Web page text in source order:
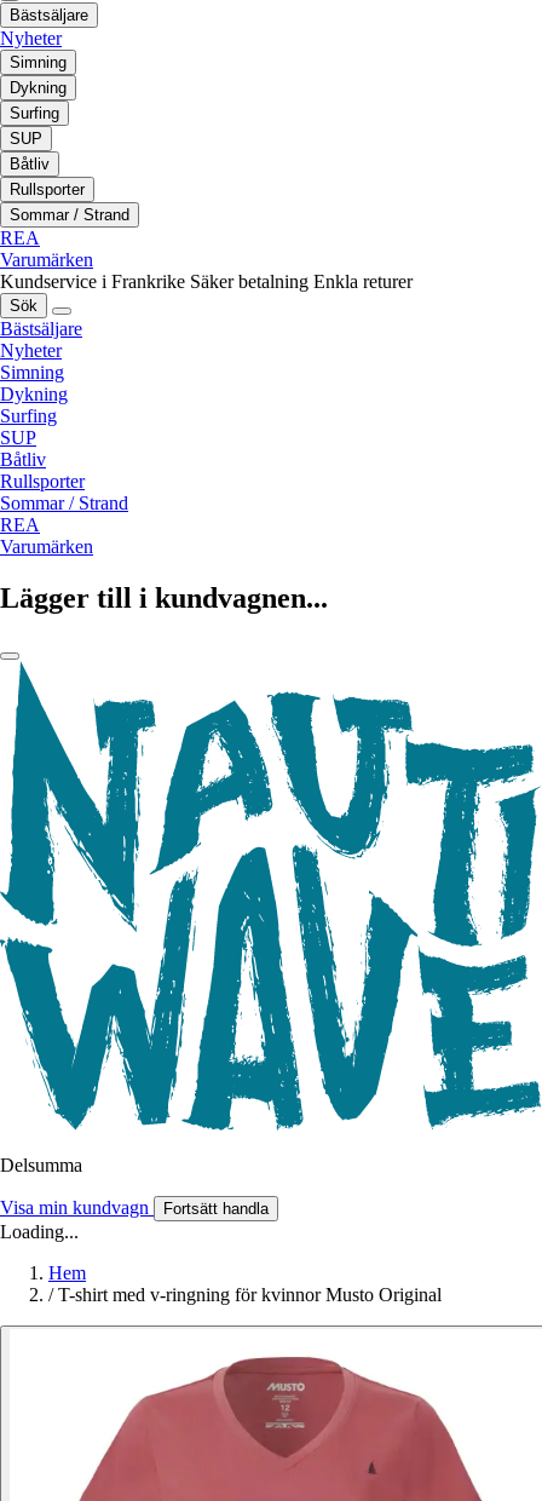
Bästsäljare
Nyheter
Simning
Dykning
Surfing
SUP
Båtliv
Rullsporter
Sommar / Strand
REA
Varumärken
Kundservice i Frankrike Säker betalning Enkla returer
Sök
Bästsäljare
Nyheter
Simning
Dykning
Surfing
SUP
Båtliv
Rullsporter
Sommar / Strand
REA
Varumärken
Lägger till i kundvagnen...
Delsumma
Visa min kundvagn Fortsätt handla
Loading...
Hem
/ T-shirt med v-ringning för kvinnor Musto Original